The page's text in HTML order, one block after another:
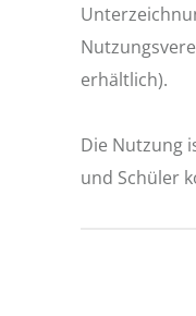
erhältlich).
Die Nutzung
und Schüler